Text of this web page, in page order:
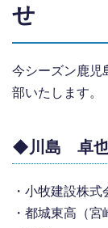
せ
今シーズン鹿児
部いたします。
◆川島 卓
・小牧建設株式
・都城東高（